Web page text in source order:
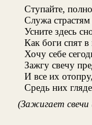
Ступайте,
Служа
Усните здесь
Как боги спят в
Хочу себе
Зажгу свечу
И все их
Средь них
(Зажигает свечи